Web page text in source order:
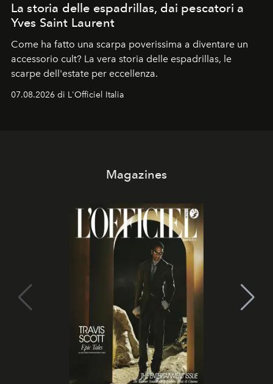
La storia delle espadrillas, dai pescatori a
Yves Saint Laurent
Come ha fatto una scarpa poverissima a diventare un
accessorio cult? La vera storia delle espadrillas, le
scarpe dell'estate per eccellenza.
07.08.2026 di L'Officiel Italia
Magazines